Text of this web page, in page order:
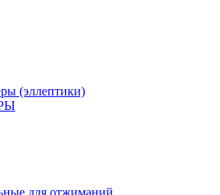
(эллептики)
для отжиманий